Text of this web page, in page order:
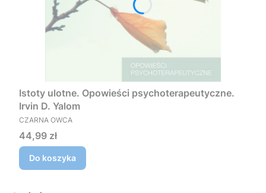
Istoty ulotne. Opowieści psychoterapeutyczne.
Irvin D. Yalom
PRODUCENT
CZARNA OWCA
Cena
44,99 zł
Do koszyka